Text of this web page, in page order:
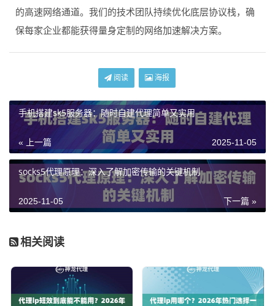
的高速网络通道。我们的技术团队持续优化底层协议栈，确
保每家企业都能获得量身定制的网络加速解决方案。
阅读 海报
手机搭建sk5服务器：随时自建代理简单又实用
« 上一篇 2025-11-05
socks5代理原理：深入了解加密传输的关键机制
下一篇 »
2025-11-05
相关阅读